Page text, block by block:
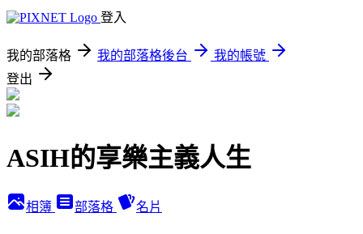
登入
我的部落格 我的部落格後台
我的帳號
登出
ASIH的享樂主義人生
相簿 部落格 名片